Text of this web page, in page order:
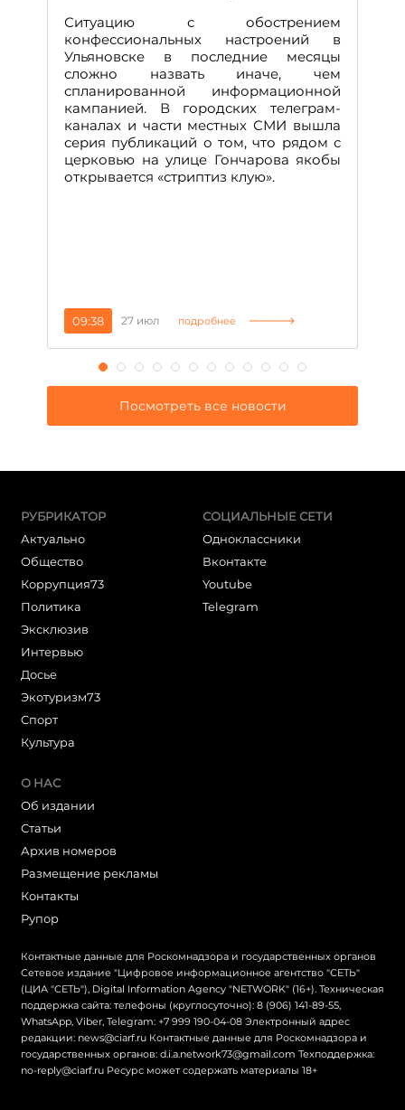
Ситуацию с обострением
конфессиональных настроений в
Ульяновске в последние месяцы
сложно назвать иначе, чем
спланированной информационной
кампанией. В городских телеграм-
каналах и части местных СМИ вышла
серия публикаций о том, что рядом с
церковью на улице Гончарова якобы
открывается «стриптиз клую».
09:38 27 июл подробнее
Посмотреть все новости
РУБРИКАТОР
Актуально
Общество
Коррупция73
Политика
Эксклюзив
Интервью
Досье
Экотуризм73
Cпорт
Культура
СОЦИАЛЬНЫЕ СЕТИ
Одноклассники
Вконтакте
Youtube
Telegram
О НАС
Об издании
Статьи
Архив номеров
Размещение рекламы
Контакты
Рупор
Контактные данные для Роскомнадзора и государственных органов
Сетевое издание "Цифровое информационное агентство "СЕТЬ"
(ЦИА "СЕТЬ"), Digital Information Agency "NETWORK" (16+). Техническая
поддержка сайта: телефоны (круглосуточно): 8 (906) 141-89-55,
WhatsApp, Viber, Telegram: +7 999 190-04-08 Электронный адрес
редакции: news@ciarf.ru Контактные данные для Роскомнадзора и
государственных органов: d.i.a.network73@gmail.com Техподдержка:
no-reply@ciarf.ru Ресурс может содержать материалы 18+